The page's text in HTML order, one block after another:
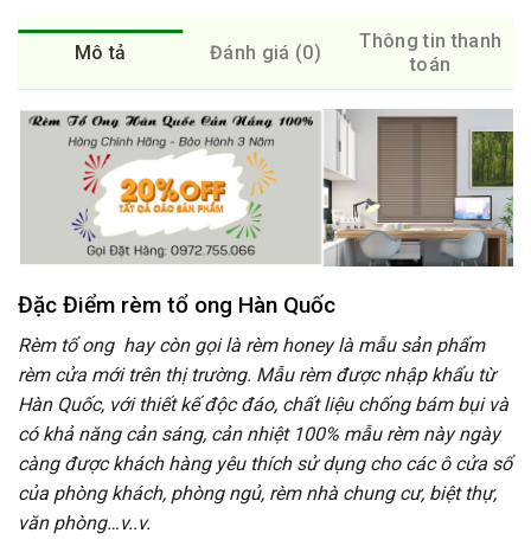
Mô tả Đánh giá (0)
Thông tin thanh
toán
Đặc Điểm rèm tổ ong Hàn Quốc
Rèm tổ ong hay còn gọi là rèm honey là mẫu sản phẩm
rèm cửa mới trên thị trường. Mẫu rèm được nhập khẩu từ
Hàn Quốc, với thiết kế độc đáo, chất liệu chống bám bụi và
có khả năng cản sáng, cản nhiệt 100% mẫu rèm này ngày
càng được khách hàng yêu thích sử dụng cho các ô cửa sổ
của phòng khách, phòng ngủ, rèm nhà chung cư, biệt thự,
văn phòng…v..v.